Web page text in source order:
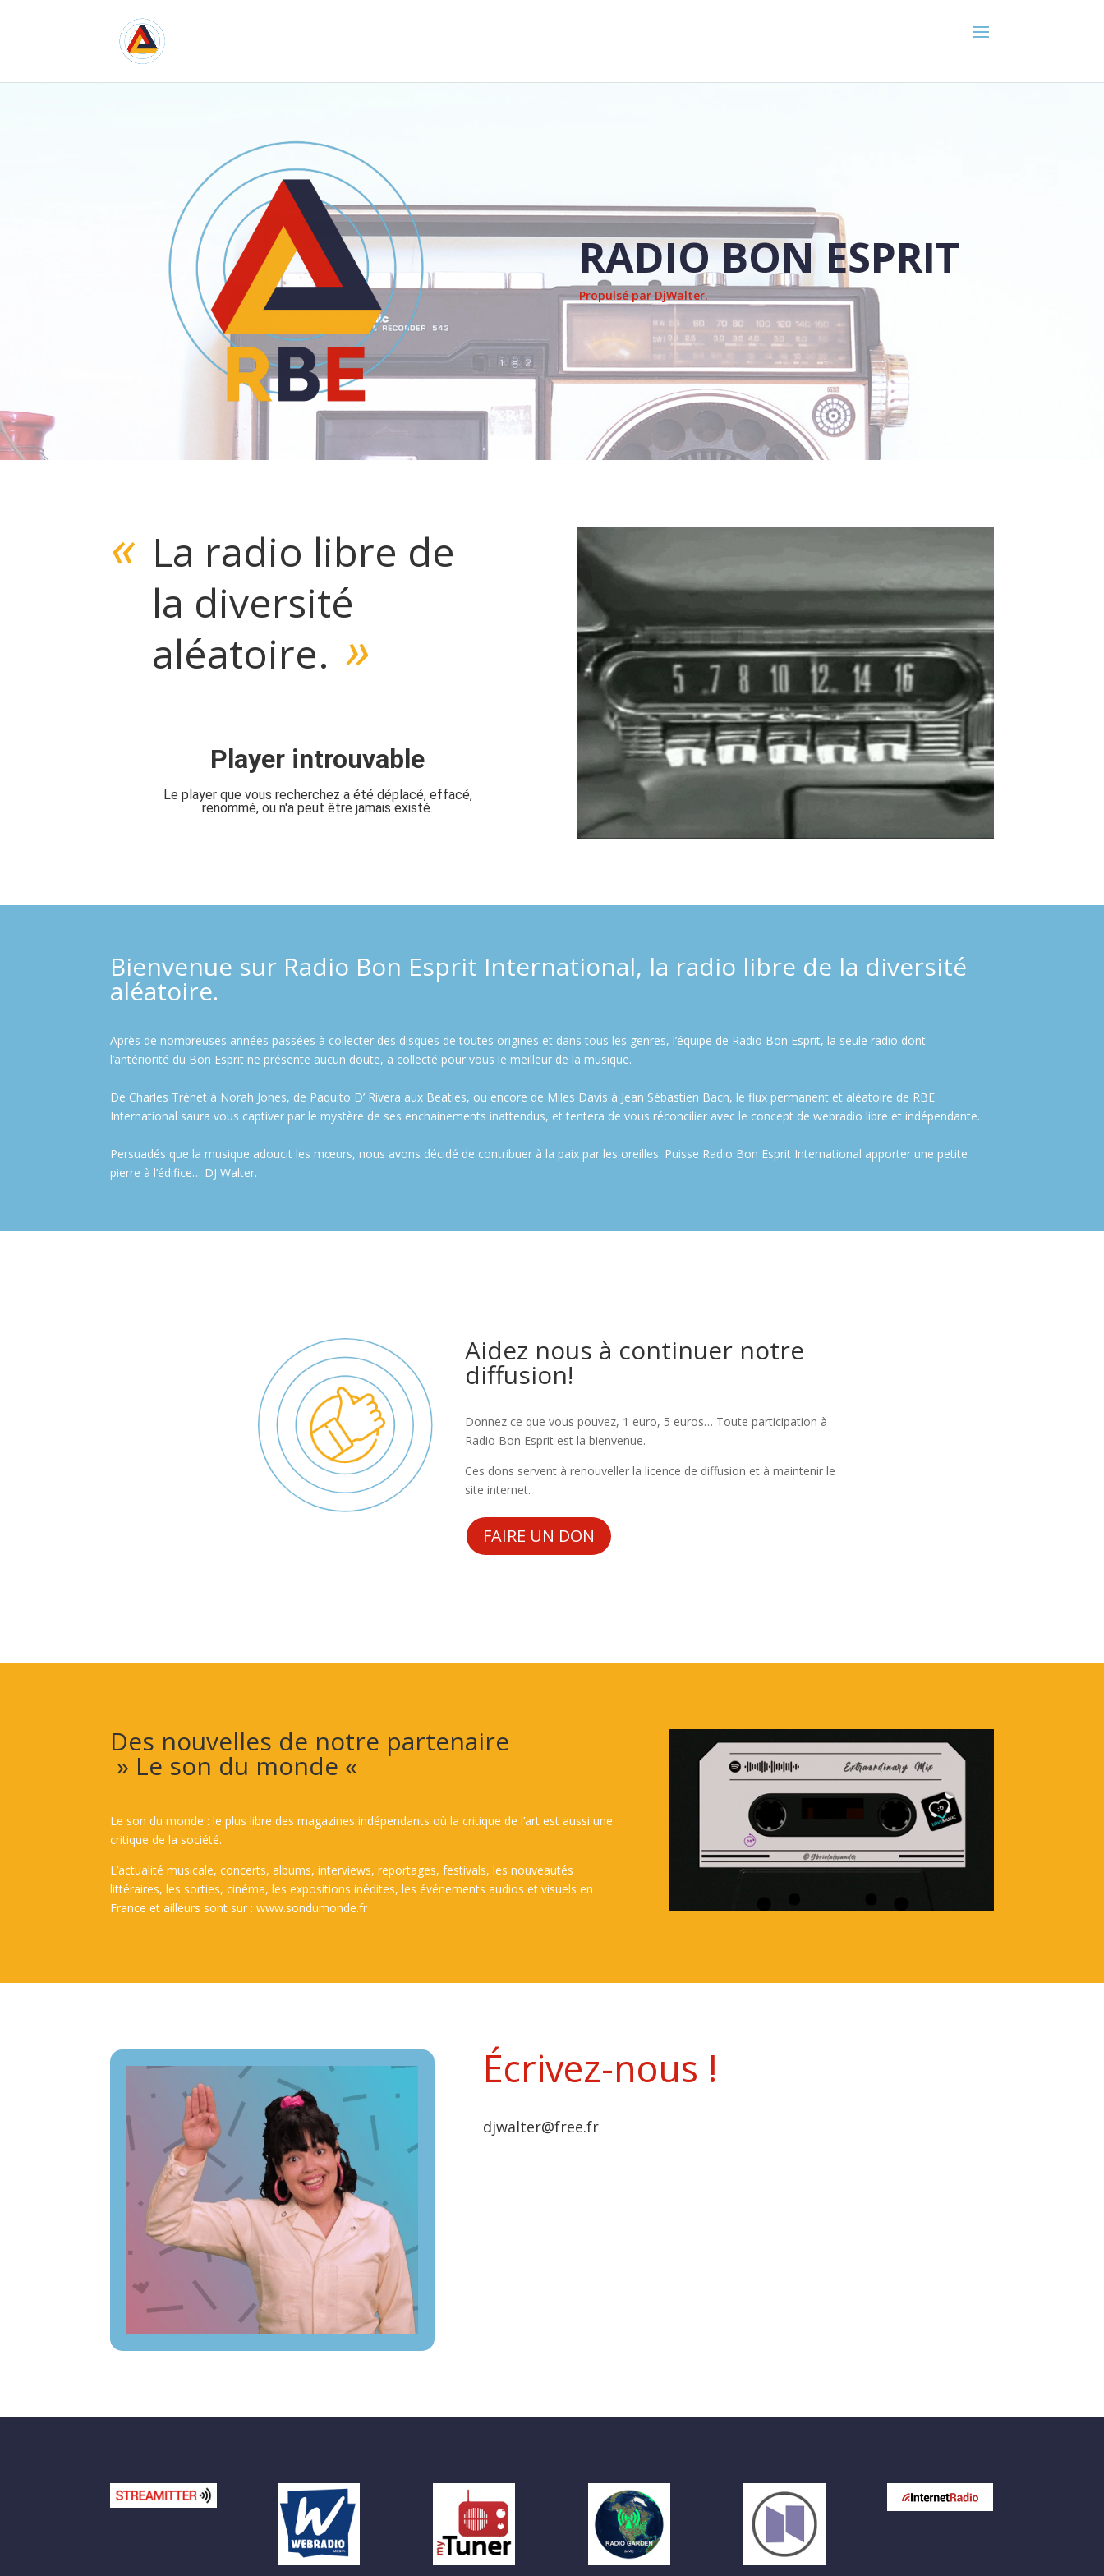
RADIO BON ESPRIT
Propulsé par DjWalter.
« La radio libre de
la diversité
aléatoire. »
Bienvenue sur Radio Bon Esprit International, la radio libre de la diversité
aléatoire.
Après de nombreuses années passées à collecter des disques de toutes origines et dans tous les genres, l’équipe de Radio Bon Esprit, la seule radio dont
l’antériorité du Bon Esprit ne présente aucun doute, a collecté pour vous le meilleur de la musique.
De Charles Trénet à Norah Jones, de Paquito D’ Rivera aux Beatles, ou encore de Miles Davis à Jean Sébastien Bach, le flux permanent et aléatoire de RBE
International saura vous captiver par le mystère de ses enchainements inattendus, et tentera de vous réconcilier avec le concept de webradio libre et indépendante.
Persuadés que la musique adoucit les mœurs, nous avons décidé de contribuer à la paix par les oreilles. Puisse Radio Bon Esprit International apporter une petite
pierre à l’édifice… DJ Walter.
Aidez nous à continuer notre
diffusion!
Donnez ce que vous pouvez, 1 euro, 5 euros… Toute participation à
Radio Bon Esprit est la bienvenue.
Ces dons servent à renouveller la licence de diffusion et à maintenir le
site internet.
FAIRE UN DON
Des nouvelles de notre partenaire
» Le son du monde «
Le son du monde : le plus libre des magazines indépendants où la critique de l’art est aussi une
critique de la société.
L’actualité musicale, concerts, albums, interviews, reportages, festivals, les nouveautés
littéraires, les sorties, cinéma, les expositions inédites, les événements audios et visuels en
France et ailleurs sont sur : www.sondumonde.fr
Écrivez-nous !
djwalter@free.fr